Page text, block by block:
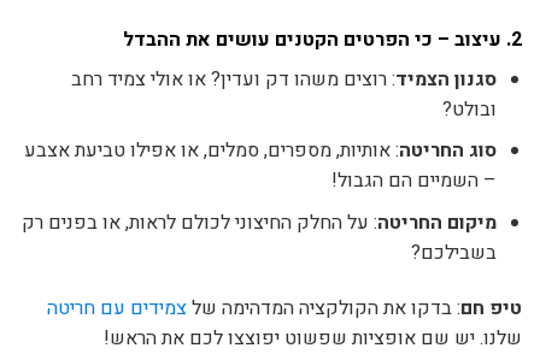
2. עיצוב – כי הפרטים הקטנים עושים את ההבדל
סגנון הצמיד: רוצים משהו דק ועדין? או אולי צמיד רחב
ובולט?
סוג החריטה: אותיות, מספרים, סמלים, או אפילו טביעת אצבע
– השמיים הם הגבול!
מיקום החריטה: על החלק החיצוני לכולם לראות, או בפנים רק
בשבילכם?
טיפ חם: בדקו את הקולקציה המדהימה שלצמידים עם חריטה
שלנו. יש שם אופציות שפשוט יפוצצו לכם את הראש!